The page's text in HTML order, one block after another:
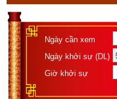
Ngày cần xem
Ngày khởi sự (DL)
Giờ khởi sự